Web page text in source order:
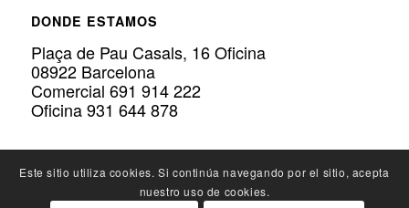
DONDE ESTAMOS
Plaça de Pau Casals, 16 Oficina
08922 Barcelona
Comercial 691 914 222
Oficina 931 644 878
Este sitio utiliza cookies. Si continúa navegando por el sitio, acepta
nuestro uso de cookies.